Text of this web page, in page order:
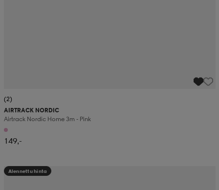
(2)
AIRTRACK NORDIC
Airtrack Nordic Home 3m - Pink
149,-
Alennettu hinta